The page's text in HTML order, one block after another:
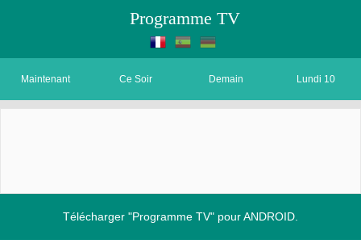
Programme TV
Maintenant Ce Soir Demain Lundi 10
Télécharger "Programme TV" pour ANDROID.